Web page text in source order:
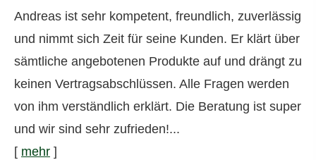
Andreas ist sehr kompetent, freundlich, zuverlässig
und nimmt sich Zeit für seine Kunden. Er klärt über
sämtliche angebotenen Produkte auf und drängt zu
keinen Vertragsabschlüssen. Alle Fragen werden
von ihm verständlich erklärt. Die Beratung ist super
und wir sind sehr zufrieden!...
[ mehr ]